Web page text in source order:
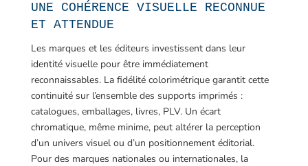
UNE COHÉRENCE VISUELLE RECONNUE
ET ATTENDUE
Les marques et les éditeurs investissent dans leur
identité visuelle pour être immédiatement
reconnaissables. La fidélité colorimétrique garantit cette
continuité sur l’ensemble des supports imprimés :
catalogues, emballages, livres, PLV. Un écart
chromatique, même minime, peut altérer la perception
d’un univers visuel ou d’un positionnement éditorial.
Pour des marques nationales ou internationales, la